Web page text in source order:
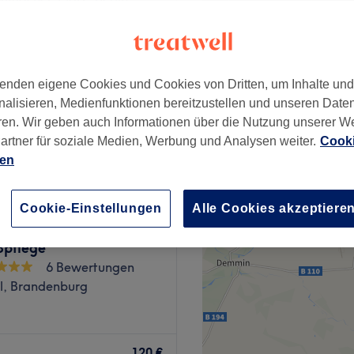
ab 25 €
du deinen Geist und
erholsamen Massage
- ganzheitliche
Microneedling und
6 Bewertungen
Brandenburg
eigene Cookies und Cookies von Dritten, um Inhalte
Medienfunktionen bereitzustellen und unseren
Wir geben auch Informationen über die Nutzung unserer
für soziale Medien, Werbung und Analysen weiter.
Cookie-Einstellungen Alle Cookies akzeptieren